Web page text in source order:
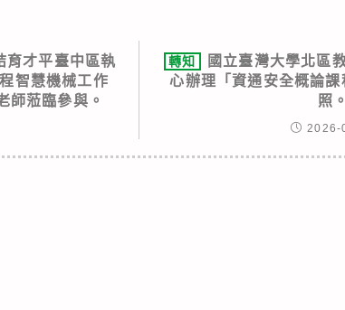
育才平臺中區執
智慧機械工作
師蒞臨參與。
轉知
國立臺灣大學北區
心辦理「資通安全概論
照。
2026-